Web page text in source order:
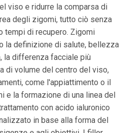
viso e ridurre la comparsa di
degli zigomi, tutto ciò senza
tempi di recupero. Zigomi
la definizione di salute, bellezza
la differenza facciale più
di volume del centro del viso,
come l'appiattimento o il
e la formazione di una linea del
con acido ialuronico
in base alla forma del